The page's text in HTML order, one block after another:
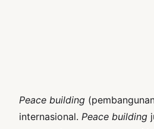
Peace building
internasional. Peace building